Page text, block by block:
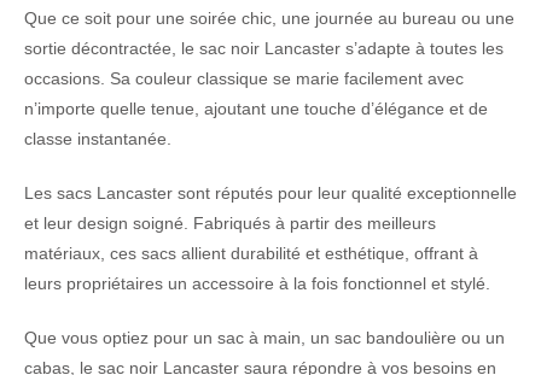
Que ce soit pour une soirée chic, une journée au bureau ou une
sortie décontractée, le sac noir Lancaster s’adapte à toutes les
occasions. Sa couleur classique se marie facilement avec
n’importe quelle tenue, ajoutant une touche d’élégance et de
classe instantanée.
Les sacs Lancaster sont réputés pour leur qualité exceptionnelle
et leur design soigné. Fabriqués à partir des meilleurs
matériaux, ces sacs allient durabilité et esthétique, offrant à
leurs propriétaires un accessoire à la fois fonctionnel et stylé.
Que vous optiez pour un sac à main, un sac bandoulière ou un
cabas, le sac noir Lancaster saura répondre à vos besoins en